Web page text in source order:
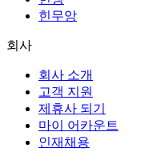
힌무앙
회사
회사 소개
고객 지원
제휴사 되기
마이 어카운트
인재채용